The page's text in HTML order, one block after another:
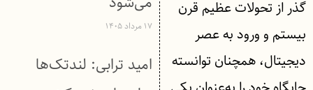
گذر از تحولات عظیم قرن
بیستم و ورود به عصر
دیجیتال، همچنان توانسته
۱۷ مرداد ۱۴۰۵
امید ترابی: لندتک‌ها